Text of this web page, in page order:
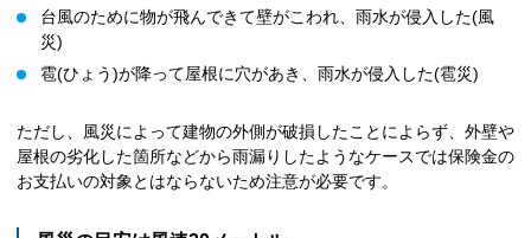
台風のために物が飛んできて壁がこわれ、雨水が侵入した(風
災)
雹(ひょう)が降って屋根に穴があき、雨水が侵入した(雹災)
ただし、風災によって建物の外側が破損したことによらず、外壁や
屋根の劣化した箇所などから雨漏りしたようなケースでは保険金の
お支払いの対象とはならないため注意が必要です。